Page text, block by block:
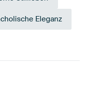
Eleganz